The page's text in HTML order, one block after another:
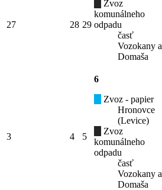
27 28 29
Zvoz
komunálneho
odpadu
časť
Vozokany a
Domaša
3 4 5
6
Zvoz - papier
Hronovce
(Levice)
Zvoz
komunálneho
odpadu
časť
Vozokany a
Domaša